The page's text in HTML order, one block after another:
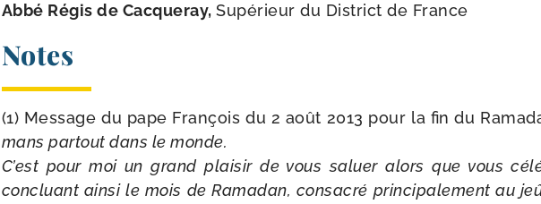
Abbé Régis de Cacqueray,Supérieur du District de France
Notes
(1) Message du pape François du 2 août 2013 pour la fin du
mans par­tout dans le monde.
C’est pour moi un grand plai­sir de vous saluer alors que vous
concluant ain­si le mois de Ramadan, consa­cré prin­ci­pa­le­ment au